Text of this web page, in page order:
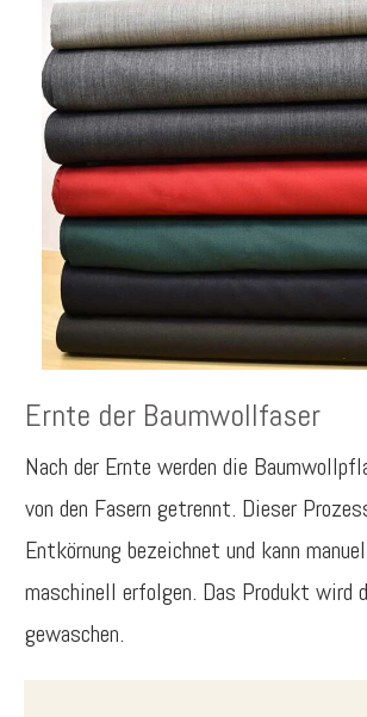
Ernte der Baumwollfaser
Nach der Ernte werden die
von den Fasern getrennt. Dieser
Entkörnung bezeichnet und kann
maschinell erfolgen. Das Produkt wird
gewaschen.